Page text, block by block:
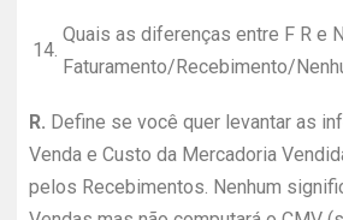
14.
Quais as diferenças entre F R e
Faturamento/Recebimento/
R. Define se você quer levantar as
Venda e Custo da Mercadoria
pelos Recebimentos. Nenhum